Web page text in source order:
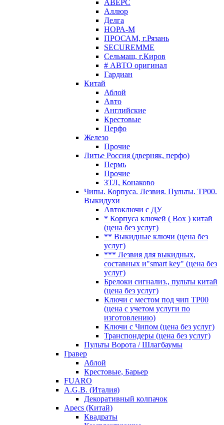
АВЕРС
Аллюр
Делга
НОРА-М
ПРОСАМ, г.Рязань
SECUREMME
Сельмаш, г.Киров
# АВТО оригинал
Гардиан
Китай
Аблой
Авто
Английские
Крестовые
Перфо
Железо
Прочие
Литье Россия (дверняк, перфо)
Пермь
Прочие
ЗТЛ, Конаково
Чипы. Корпуса. Лезвия. Пульты. TP00.
Выкидухи
Автоключи с ДУ
* Корпуса ключей ( Box ) китай
(цена без услуг)
** Выкидные ключи (цена без
услуг)
*** Лезвия для выкидных,
составных и"smart key" (цена без
услуг)
Брелоки сигнализ., пульты китай
(цена без услуг)
Ключи с местом под чип TP00
(цена с учетом услуги по
изготовлению)
Ключи с Чипом (цена без услуг)
Транспондеры (цена без услуг)
Пульты Ворота / Шлагбаумы
Гравер
Аблой
Крестовые, Барьер
FUARO
A.G.B. (Италия)
Декоративный колпачок
Apecs (Китай)
Квадраты